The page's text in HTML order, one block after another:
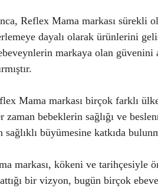
Reflex Mama markası sürekli
dayalı olarak ürünlerini
markaya olan güvenini
Mama markası birçok farklı
zaman bebeklerin sağlığı ve
sağlıklı büyümesine katkıda
markası, kökeni ve tarihçesiyle
bir vizyon, bugün birçok